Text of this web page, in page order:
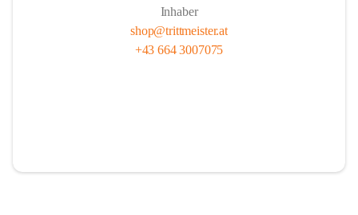
Inhaber
shop@trittmeister.at
+43 664 3007075